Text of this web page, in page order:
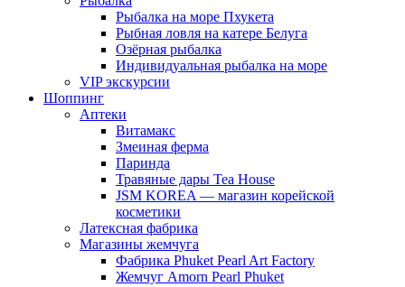
Рыбалка на море Пхукета
Рыбная ловля на катере Белуга
Озёрная рыбалка
Индивидуальная рыбалка на море
VIP экскурсии
Шоппинг
Аптеки
Витамакс
Змеиная ферма
Паринда
Травяные дары Tea House
JSM KOREA — магазин корейской
косметики
Латексная фабрика
Магазины жемчуга
Фабрика Phuket Pearl Art Factory
Жемчуг Amorn Pearl Phuket